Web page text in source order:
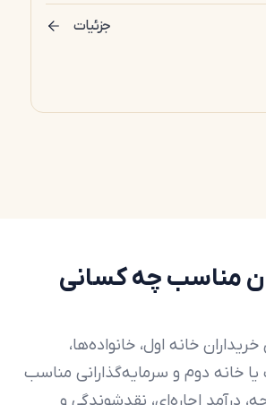
جزئیات
مناسب چه کسانی
خانه اول، خانواده‌ها،
خانه دوم و سرمایه‌گذارانی مناسب